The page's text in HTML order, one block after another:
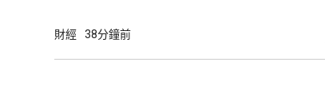
強硬，造成拉鋸局面，致成交量減少，樓價出
財經 38分鐘前